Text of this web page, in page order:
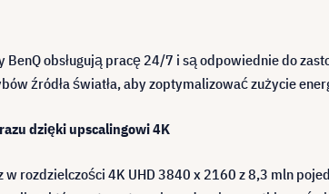
obsługują pracę 24/7 i są odpowiednie do
źródła światła, aby zoptymalizować zużycie
dzięki upscalingowi 4K
w rozdzielczości 4K UHD 3840 x 2160 z 8,3 mln